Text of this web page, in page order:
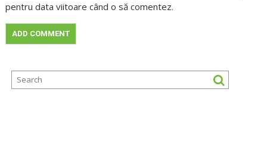
pentru data viitoare când o să comentez.